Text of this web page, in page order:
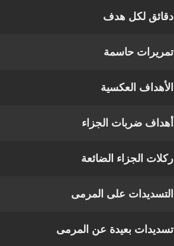
دقائق لكل هدف
تمريرات حاسمة
الأهداف العكسية
أهداف ضربات الجزاء
ركلات الجزاء الضائعة
التسديدات على المرمى
تسديدات بعيدة عن المرمى